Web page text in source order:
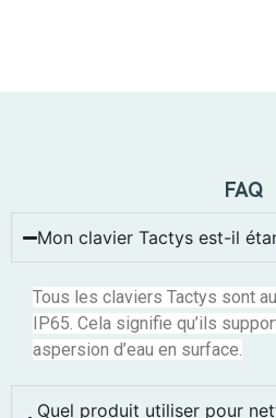
FAQ
Mon clavier Tactys est-il
Tous les claviers Tactys sont
IP65. Cela signifie qu’ils
aspersion d’eau en surface.
Quel produit utiliser pour